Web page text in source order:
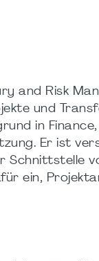
and Risk
und
in
Er ist
Schnittstelle
ein,